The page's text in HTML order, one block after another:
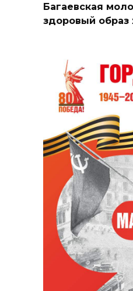
Багаевская
здоровый образ